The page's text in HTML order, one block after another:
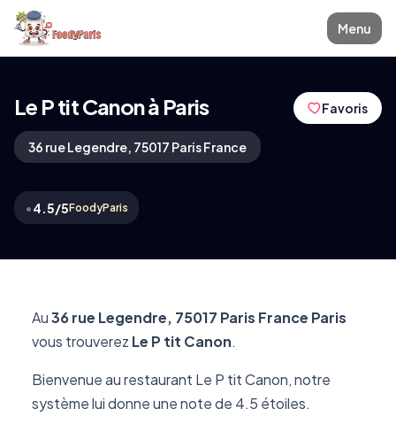
Menu
Le P tit Canon à Paris
36 rue Legendre, 75017 Paris France
•4.5/5FoodyParis
Favoris
Au36 rue Legendre, 75017 Paris France Paris
vous trouverez Le P tit Canon.
Bienvenue au restaurant Le P tit Canon, notre
système lui donne une note de 4.5 étoiles.